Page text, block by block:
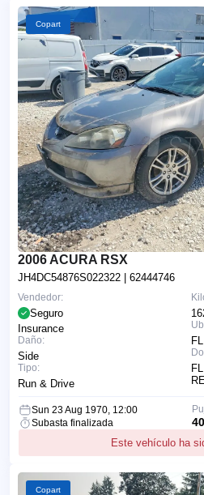
Copart
2006 ACURA RSX
JH4DC54876S022322 | 62444746
Vendedor:
Seguro
Insurance
Daño:
Side
Tipo:
Run & Drive
Sun 23 Aug 1970, 12:00
Subasta finalizada
Este vehículo ha
Copart